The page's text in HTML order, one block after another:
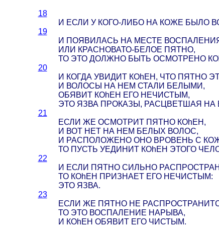
18
И ЕСЛИ У КОГО-ЛИБО НА КОЖЕ БЫЛО
19
И ПОЯВИЛАСЬ НА МЕСТЕ
ИЛИ КРАСНОВАТО-БЕЛОЕ ПЯТНО,
ТО ЭТО ДОЛЖНО БЫТЬ ОСМОТРЕНО
20
И КОГДА УВИДИТ КОhЕН, ЧТО ПЯТНО
И ВОЛОСЫ НА НЕМ СТАЛИ БЕЛЫМИ,
ОБЯВИТ КОhЕН ЕГО НЕЧИСТЫМ,
ЭТО ЯЗВА ПРОКАЗЫ, РАСЦВЕТШАЯ НА
21
ЕСЛИ ЖЕ ОСМОТРИТ ПЯТНО КОhЕН,
И ВОТ НЕТ НА НЕМ БЕЛЫХ ВОЛОС,
И РАСПОЛОЖЕНО ОНО ВРОВЕНЬ С
ТО ПУСТЬ УЕДИНИТ КОhЕН ЭТОГО
22
И ЕСЛИ ПЯТНО СИЛЬНО
ТО КОhЕН ПРИЗНАЕТ ЕГО НЕЧИСТЫМ:
ЭТО ЯЗВА.
23
ЕСЛИ ЖЕ ПЯТНО НЕ
ТО ЭТО ВОСПАЛЕНИЕ НАРЫВА,
И КОhЕН ОБЯВИТ ЕГО ЧИСТЫМ.